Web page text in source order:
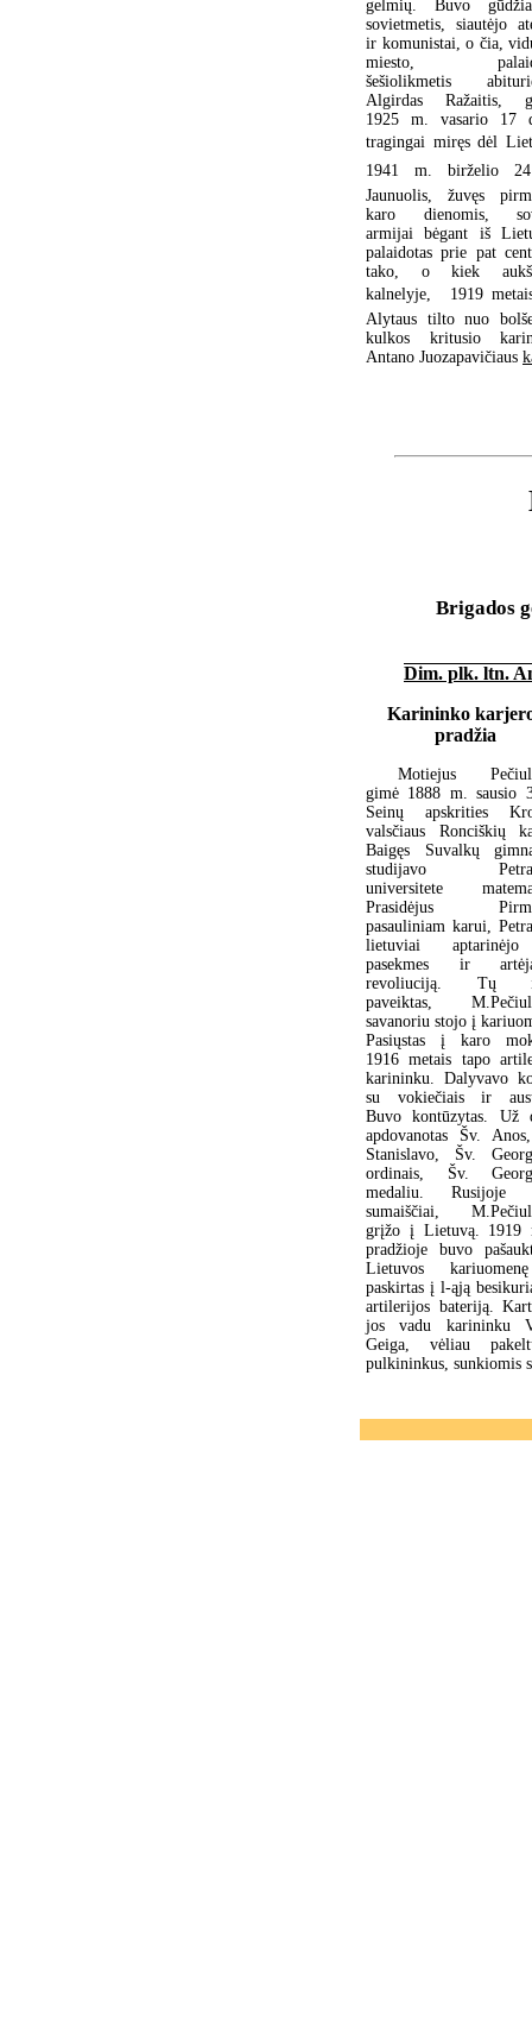
gelmių. Buvo
sovietmetis, siautėjo
ir komunistai, o čia,
miesto,
šešiolikmetis
Algirdas Ražaitis,
1925 m. vasario 17
tragingai miręs dėl
1941 m. birželio 24
Jaunuolis, žuvęs
karo dienomis,
armijai bėgant iš
palaidotas prie pat
tako, o kiek
kalnelyje,  1919
Alytaus tilto nuo
kulkos kritusio
Antano Juozapavičiaus
Brigados
Dim. plk. ltn.
Karininko
pradžia
Motiejus
gimė 1888 m. sausio
Seinų apskrities
valsčiaus Ronciškių
Baigęs Suvalkų
studijavo
universitete
Prasidėjus
pasauliniam karui,
lietuviai
pasekmes ir
revoliuciją. Tų
paveiktas,
savanoriu stojo į
Pasiųstas į karo
1916 metais tapo
karininku. Dalyvavo
su vokiečiais ir
Buvo kontūzytas. Už
apdovanotas Šv.
Stanislavo, Šv.
ordinais, Šv.
medaliu. Rusijoje
sumaiščiai,
grįžo į Lietuvą. 1919
pradžioje buvo
Lietuvos
paskirtas į l-ąją
artilerijos bateriją.
jos vadu karininku
Geiga, vėliau
pulkininkus, sunkiomis